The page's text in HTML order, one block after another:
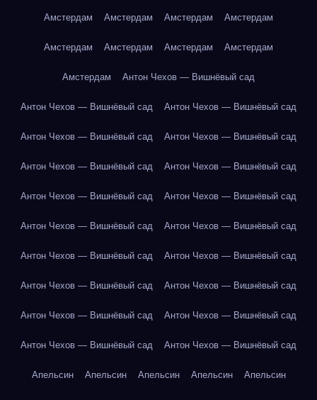
Амстердам Амстердам Амстердам Амстердам
Амстердам Амстердам Амстердам Амстердам
Амстердам Антон Чехов — Вишнёвый сад
Антон Чехов — Вишнёвый сад Антон Чехов — Вишнёвый сад
Антон Чехов — Вишнёвый сад Антон Чехов — Вишнёвый сад
Антон Чехов — Вишнёвый сад Антон Чехов — Вишнёвый сад
Антон Чехов — Вишнёвый сад Антон Чехов — Вишнёвый сад
Антон Чехов — Вишнёвый сад Антон Чехов — Вишнёвый сад
Антон Чехов — Вишнёвый сад Антон Чехов — Вишнёвый сад
Антон Чехов — Вишнёвый сад Антон Чехов — Вишнёвый сад
Антон Чехов — Вишнёвый сад Антон Чехов — Вишнёвый сад
Антон Чехов — Вишнёвый сад Антон Чехов — Вишнёвый сад
Апельсин Апельсин Апельсин Апельсин Апельсин